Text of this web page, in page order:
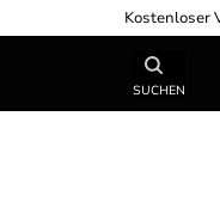
Kostenloser
SUCHEN